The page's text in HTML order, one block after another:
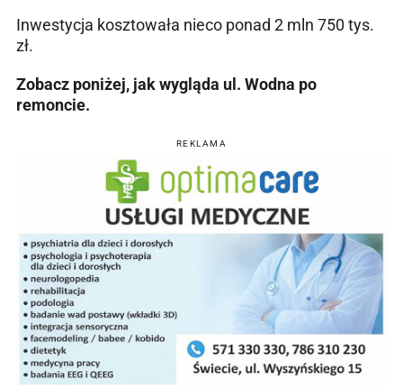
Inwestycja kosztowała nieco ponad 2 mln 750 tys.
zł.
Zobacz poniżej, jak wygląda ul. Wodna po
remoncie.
REKLAMA